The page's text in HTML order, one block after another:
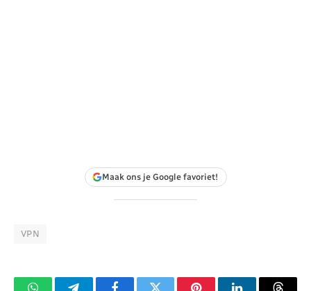
Maak ons je Google favoriet!
VPN